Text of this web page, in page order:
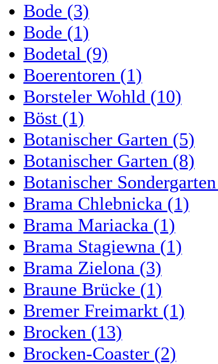
Bode (3)
Bode (1)
Bodetal (9)
Boerentoren (1)
Borsteler Wohld (10)
Böst (1)
Botanischer Garten (5)
Botanischer Garten (8)
Botanischer
Brama Chlebnicka (1)
Brama Mariacka (1)
Brama Stagiewna (1)
Brama Zielona (3)
Braune Brücke (1)
Bremer Freimarkt (1)
Brocken (13)
Brocken-Coaster (2)